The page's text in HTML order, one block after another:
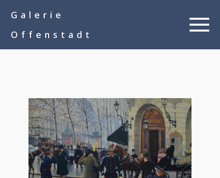
verification=__Kkl892DwMQgMkXsVxXcP8FPkKDh32a1qj3vnYFWbQ
Galerie
Offenstadt